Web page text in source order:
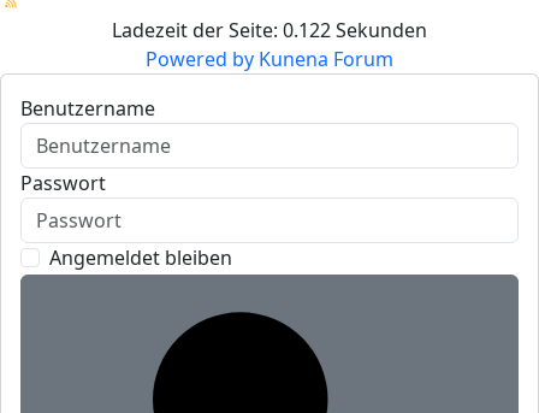
Ladezeit der Seite: 0.122 Sekunden
Powered by Kunena Forum
Benutzername
Passwort
Angemeldet bleiben